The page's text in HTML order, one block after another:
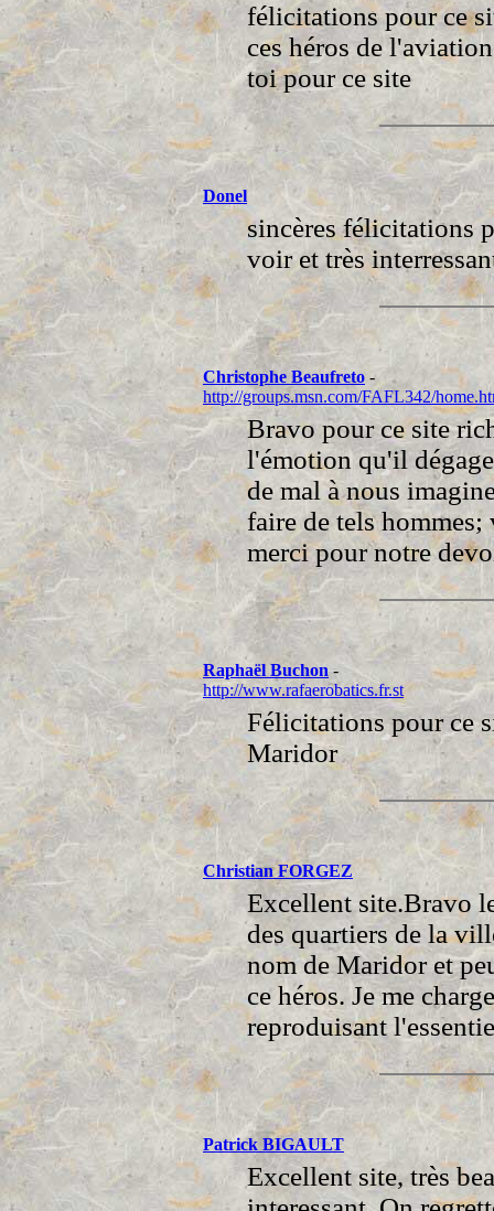
félicitations pour ce
ces héros de
toi pour ce site
Donel
sincères félicitations
voir et très
Christophe Beaufreto -
http://groups.msn.com/FAFL342/
Bravo pour ce site
l'émotion qu'il
de mal à nous
faire de tels
merci pour notre
Raphaël Buchon -
http://www.rafaerobatics.fr.st
Félicitations pour ce
Maridor
Christian FORGEZ
Excellent site.Bravo
des quartiers de la
nom de Maridor et
ce héros. Je me
reproduisant
Patrick BIGAULT
Excellent site, très